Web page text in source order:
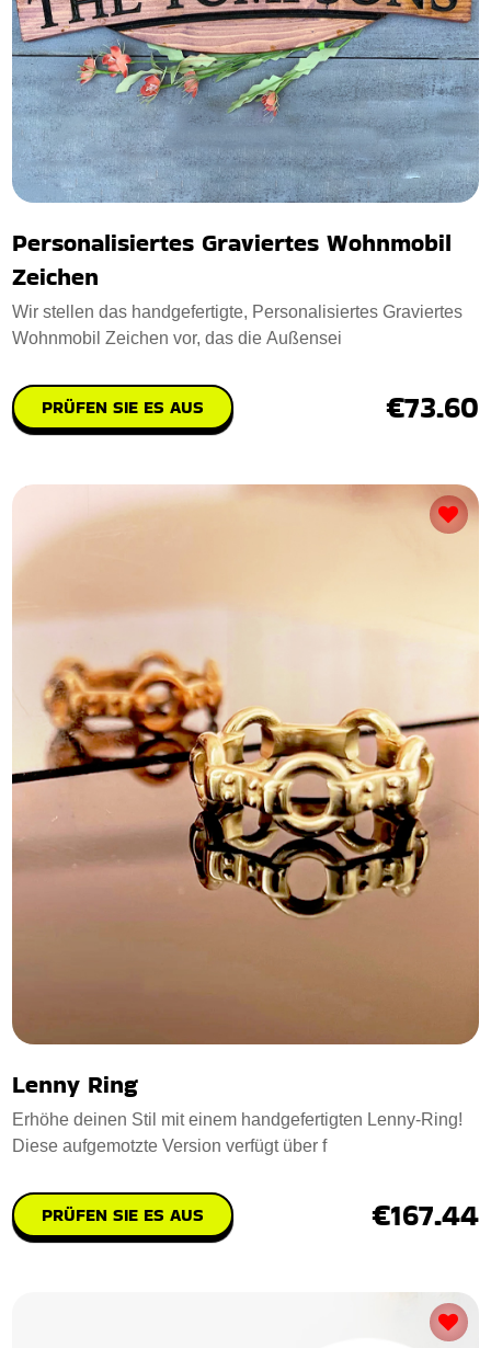
Personalisiertes Graviertes Wohnmobil
Zeichen
Wir stellen das handgefertigte, Personalisiertes Graviertes
Wohnmobil Zeichen vor, das die Außensei
PRÜFEN SIE ES AUS €73.60
Lenny Ring
Erhöhe deinen Stil mit einem handgefertigten Lenny-Ring!
Diese aufgemotzte Version verfügt über f
PRÜFEN SIE ES AUS €167.44